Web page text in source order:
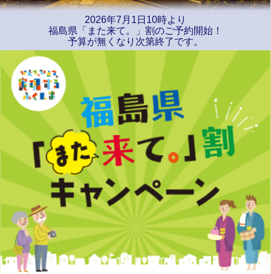
2026年7月1日10時より
福島県「また来て。」割のご予約開始！
予算が無くなり次第終了です。